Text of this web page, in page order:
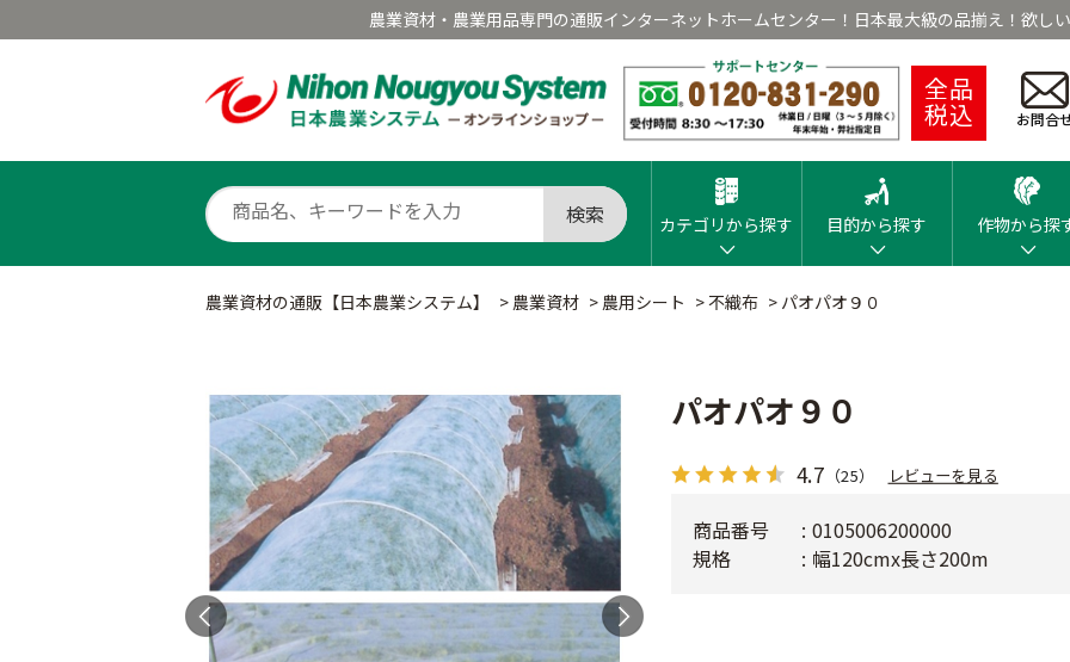
農業資材・農業用品専門の通販インターネットホームセンター！日本最大級の品揃え！欲しい
全品
税込 お問合
検索 カテゴリから探す 目的から探す 作物から探
農業資材の通販【日本農業システム】 > 農業資材 > 農用シート >不織布 > パオパオ９０
パオパオ９０
4.7 （25） レビューを見る
商品番号
0105006200000
規格
幅120cmx長さ200m